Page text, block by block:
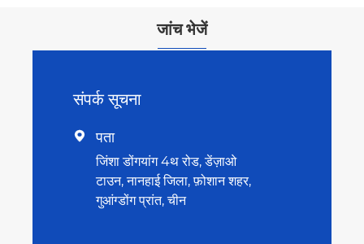
जांच भेजें
संपर्क सूचना
 पता
जिंशा डोंगयांग 4थ रोड, डेंज़ाओ
टाउन, नानहाई जिला, फ़ोशान शहर,
गुआंग्डोंग प्रांत, चीन